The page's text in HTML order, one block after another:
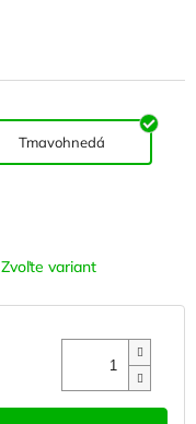
Tmavohnedá
Zvoľte variant